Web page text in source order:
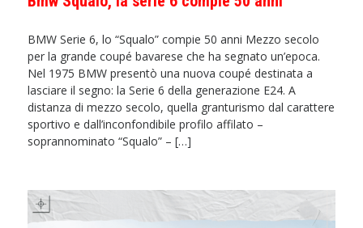
BMW Serie 6, lo “Squalo” compie 50 anni Mezzo secolo
per la grande coupé bavarese che ha segnato un’epoca.
Nel 1975 BMW presentò una nuova coupé destinata a
lasciare il segno: la Serie 6 della generazione E24. A
distanza di mezzo secolo, quella granturismo dal carattere
sportivo e dall’inconfondibile profilo affilato –
soprannominato “Squalo” – […]